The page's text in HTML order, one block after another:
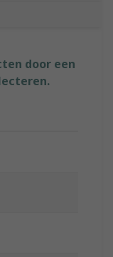
door een